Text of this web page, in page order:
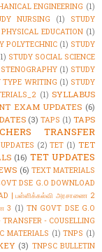
ENGINEERING (1)
NURSING (1)
STUDY
EDUCATION (1)
POLYTECHNIC (1) STUDY
STUDY SOCIAL SCIENCE
(1) STUDY
TYPE WRITING (1) STUDY
(1) SYLLABUS
EXAM UPDATES (6)
(3) TAPS (1) TAPS
TRANSFER
(2) TET (1) TET
(16) TET UPDATES
(6) TEXT MATERIALS
DSE G.O DOWNLOAD
| பள்ளிக்கல்வி அரசாணை 2
3 (1) TN GOVT DSE G.O
- COUSELLING
MATERIALS (1) TNPS (1)
(3) TNPSC BULLETIN